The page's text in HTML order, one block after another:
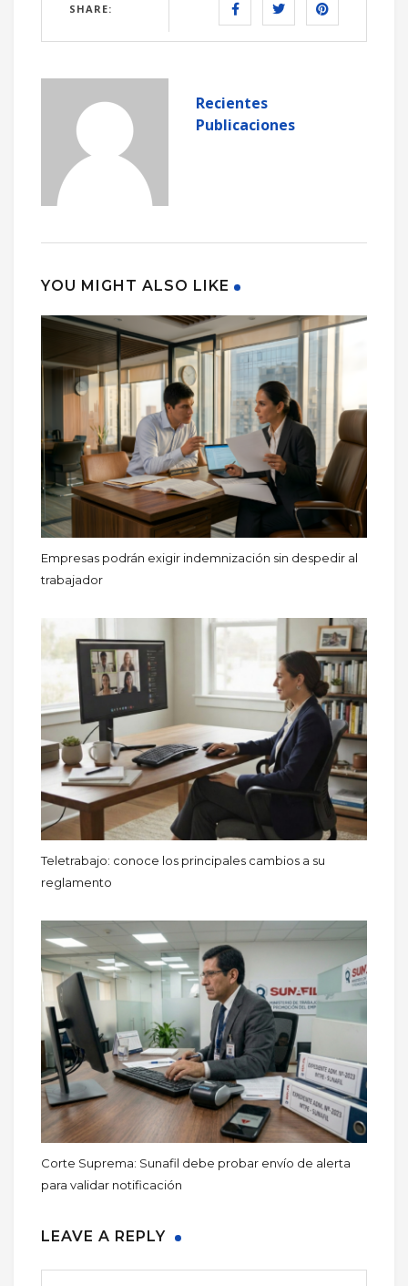
SHARE:
Recientes
Publicaciones
YOU MIGHT ALSO LIKE
Empresas podrán exigir indemnización sin despedir al
trabajador
Teletrabajo: conoce los principales cambios a su
reglamento
Corte Suprema: Sunafil debe probar envío de alerta
para validar notificación
LEAVE A REPLY